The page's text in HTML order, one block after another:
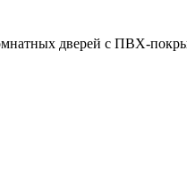
дверей с ПВХ-